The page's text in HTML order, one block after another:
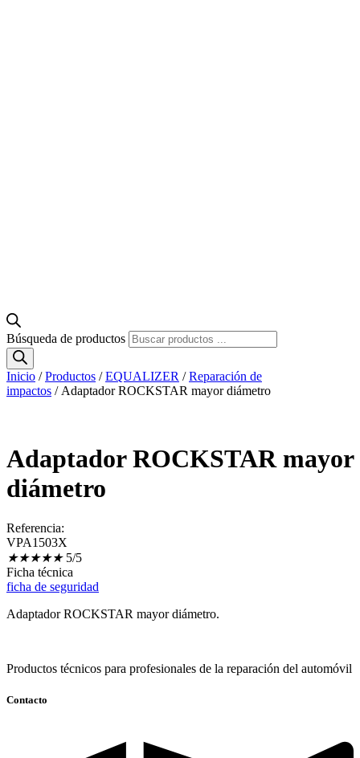
Búsqueda de productos
Inicio /Productos /EQUALIZER /Reparación de
impactos / Adaptador ROCKSTAR mayor diámetro
Adaptador ROCKSTAR mayor
diámetro
Referencia:
VPA1503X
★★★★★ 5/5
Ficha técnica
ficha de seguridad
Adaptador ROCKSTAR mayor diámetro.
Productos técnicos para profesionales de la reparación del automóvil
Contacto